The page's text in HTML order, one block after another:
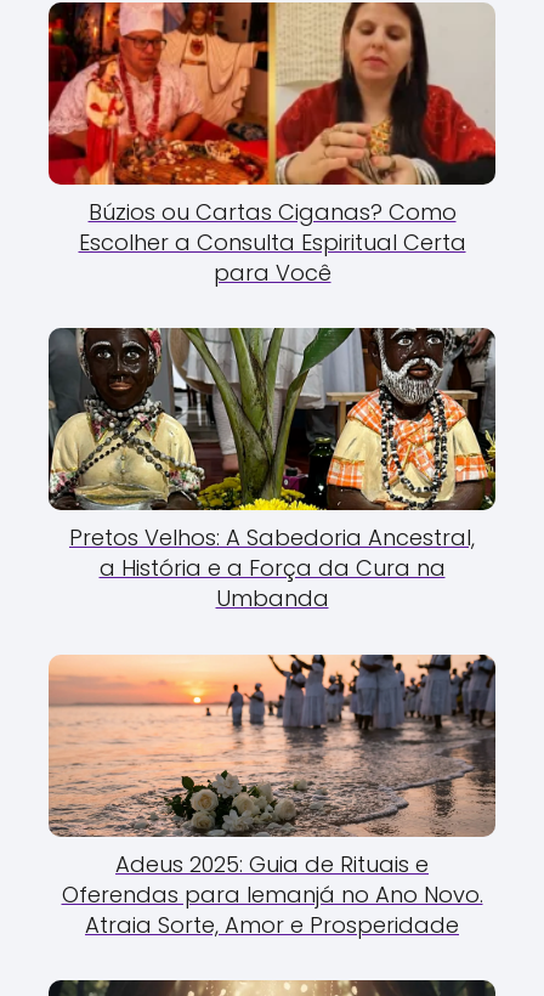
Búzios ou Cartas Ciganas? Como
Escolher a Consulta Espiritual Certa
para Você
Pretos Velhos: A Sabedoria Ancestral,
a História e a Força da Cura na
Umbanda
Adeus 2025: Guia de Rituais e
Oferendas para Iemanjá no Ano Novo.
Atraia Sorte, Amor e Prosperidade